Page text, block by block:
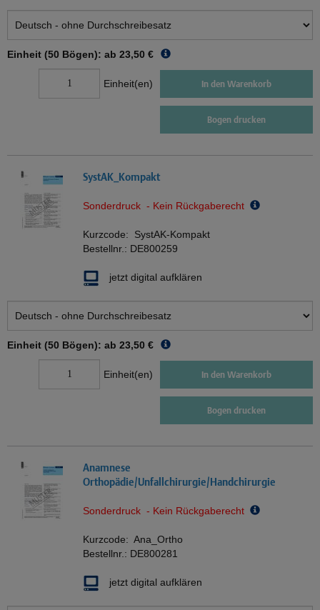
Einheit (50 Bögen): ab 23,50 €
Einheit(en) In den Warenkorb
Bogen drucken
SystAK_Kompakt
Sonderdruck - Kein Rückgaberecht
Kurzcode: SystAK-Kompakt
Bestellnr.: DE800259
jetzt digital aufklären
Einheit (50 Bögen): ab 23,50 €
Einheit(en) In den Warenkorb
Bogen drucken
Anamnese
Orthopädie/Unfallchirurgie/Handchirurgie
Sonderdruck - Kein Rückgaberecht
Kurzcode: Ana_Ortho
Bestellnr.: DE800281
jetzt digital aufklären